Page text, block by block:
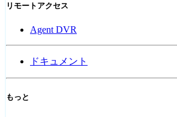
リモートアクセス
Agent DVR
ドキュメント
もっと